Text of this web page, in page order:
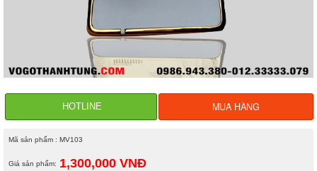
HOTLINE MUA HÀNG
Mã sản phẩm : MV103
Giá sản phẩm: 1,300,000 VNĐ